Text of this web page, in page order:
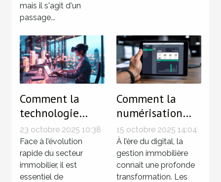
mais il s'agit d'un
passage...
Comment la
technologie
influence-t-elle
les tendances du
marché
immobilier ?
23 octobre 2025 10:38
Face à l’évolution
rapide du secteur
immobilier, il est
essentiel de
Comment la
numérisation
simplifie-t-elle
la gestion
immobilière ?
15 octobre 2025 14:04
À l’ère du digital, la
gestion immobilière
connaît une profonde
transformation. Les